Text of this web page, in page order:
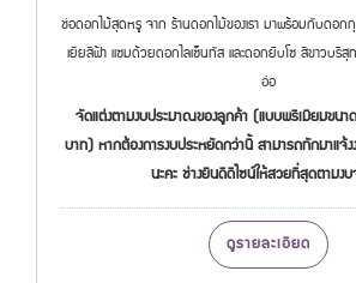
ช่อดอกไม้สุดหรู จาก ร้านดอกไม้ของเรา มาพร้อมกับดอก
เยียสีฟ้า แซมด้วยดอกไลเซ็นทัส และดอกยิบโซ สีขาวบริสุ
อ่อ
จัดแต่งตามงบประมาณของลูกค้า (แบบพรีเมียมขนา
บาท) หากต้องการงบประหยัดกว่านี้ สามารถทักมาแจ้
นะคะ ช่างยินดีดีไซน์ให้สวยที่สุดตามงบ
ดูรายละเอียด